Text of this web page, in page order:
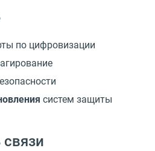
по цифровизации
систем защиты
связи